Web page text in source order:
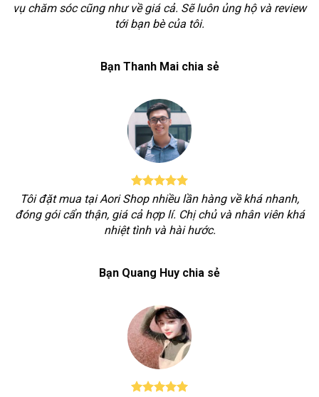
vụ chăm sóc cũng như về giá cả. Sẽ luôn ủng hộ và review
tới bạn bè của tôi.
Bạn Thanh Mai chia sẻ
Tôi đặt mua tại Aori Shop nhiều lần hàng về khá nhanh,
đóng gói cẩn thận, giá cả hợp lí. Chị chủ và nhân viên khá
nhiệt tình và hài hước.
Bạn Quang Huy chia sẻ